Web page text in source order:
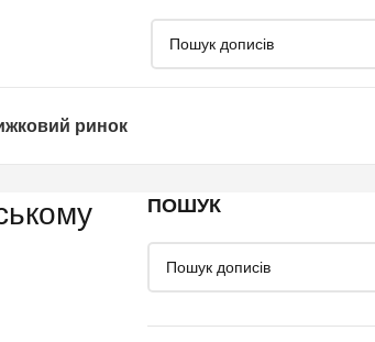
ринок
ПОШУК